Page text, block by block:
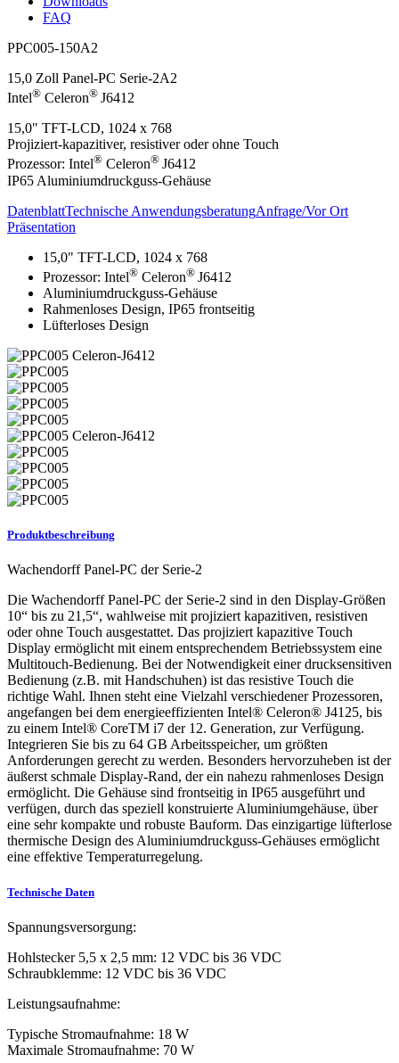
FAQ
PPC005-150A2
15,0 Zoll Panel-PC Serie-2A2
Intel® Celeron® J6412
15,0" TFT-LCD, 1024 x 768
Projiziert-kapazitiver, resistiver oder ohne Touch
Prozessor: Intel® Celeron® J6412
IP65 Aluminiumdruckguss-Gehäuse
DatenblattTechnische AnwendungsberatungAnfrage/Vor Ort
Präsentation
15,0" TFT-LCD, 1024 x 768
Prozessor: Intel® Celeron® J6412
Aluminiumdruckguss-Gehäuse
Rahmenloses Design, IP65 frontseitig
Lüfterloses Design
Produktbeschreibung
Wachendorff Panel-PC der Serie-2
Die Wachendorff Panel-PC der Serie-2 sind in den Display-Größen
10“ bis zu 21,5“, wahlweise mit projiziert kapazitiven, resistiven
oder ohne Touch ausgestattet. Das projiziert kapazitive Touch
Display ermöglicht mit einem entsprechendem Betriebssystem eine
Multitouch-Bedienung. Bei der Notwendigkeit einer drucksensitiven
Bedienung (z.B. mit Handschuhen) ist das resistive Touch die
richtige Wahl. Ihnen steht eine Vielzahl verschiedener Prozessoren,
angefangen bei dem energieeffizienten Intel® Celeron® J4125, bis
zu einem Intel® CoreTM i7 der 12. Generation, zur Verfügung.
Integrieren Sie bis zu 64 GB Arbeitsspeicher, um größten
Anforderungen gerecht zu werden. Besonders hervorzuheben ist der
äußerst schmale Display-Rand, der ein nahezu rahmenloses Design
ermöglicht. Die Gehäuse sind frontseitig in IP65 ausgeführt und
verfügen, durch das speziell konstruierte Aluminiumgehäuse, über
eine sehr kompakte und robuste Bauform. Das einzigartige lüfterlose
thermische Design des Aluminiumdruckguss-Gehäuses ermöglicht
eine effektive Temperaturregelung.
Technische Daten
Spannungsversorgung:
Hohlstecker 5,5 x 2,5 mm: 12 VDC bis 36 VDC
Schraubklemme: 12 VDC bis 36 VDC
Leistungsaufnahme:
Typische Stromaufnahme: 18 W
Maximale Stromaufnahme: 70 W